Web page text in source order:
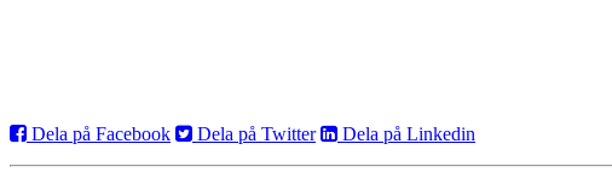
Dela på Facebook Dela på Twitter Dela på Linkedin